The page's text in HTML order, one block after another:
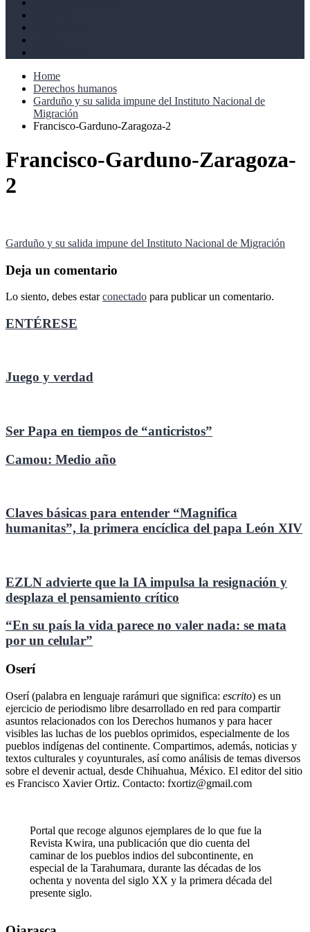
Home
Derechos humanos
Garduño y su salida impune del Instituto Nacional de
Migración
Francisco-Garduno-Zaragoza-2
Francisco-Garduno-Zaragoza-
2
Navegación
de
entradas
Garduño y su salida impune del Instituto Nacional de Migración
Deja un comentario
Lo siento, debes estarconectado para publicar un comentario.
ENTÉRESE
Juego y verdad
Ser Papa en tiempos de “anticristos”
Camou: Medio año
Claves básicas para entender “Magnifica
humanitas”, la primera encíclica del papa León XIV
EZLN advierte que la IA impulsa la resignación y
desplaza el pensamiento crítico
“En su país la vida parece no valer nada: se mata
por un celular”
Oserí
Oserí (palabra en lenguaje rarámuri que significa: escrito) es un
ejercicio de periodismo libre desarrollado en red para compartir
asuntos relacionados con los Derechos humanos y para hacer
visibles las luchas de los pueblos oprimidos, especialmente de los
pueblos indígenas del continente. Compartimos, además, noticias y
textos culturales y coyunturales, así como análisis de temas diversos
sobre el devenir actual, desde Chihuahua, México. El editor del sitio
es Francisco Xavier Ortiz. Contacto: fxortiz@gmail.com
Portal que recoge algunos ejemplares de lo que fue la
Revista Kwira, una publicación que dio cuenta del
caminar de los pueblos indios del subcontinente, en
especial de la Tarahumara, durante las décadas de los
ochenta y noventa del siglo XX y la primera década del
presente siglo.